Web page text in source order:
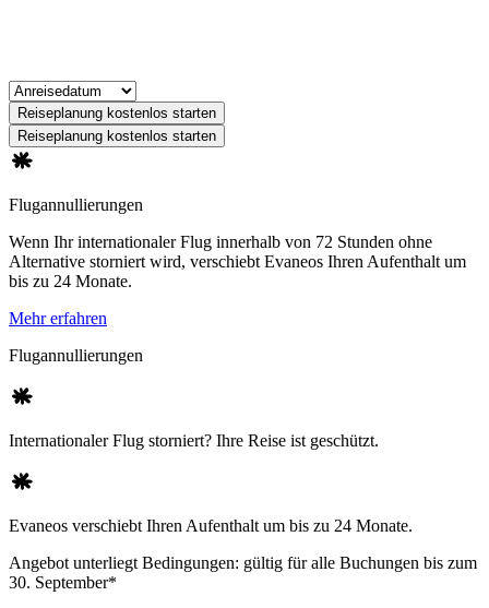
Reiseplanung kostenlos starten
Reiseplanung kostenlos starten
Flugannullierungen
Wenn Ihr internationaler Flug innerhalb von 72 Stunden ohne
Alternative storniert wird, verschiebt Evaneos Ihren Aufenthalt um
bis zu 24 Monate.
Mehr erfahren
Flugannullierungen
Internationaler Flug storniert? Ihre Reise ist geschützt.
Evaneos verschiebt Ihren Aufenthalt um bis zu 24 Monate.
Angebot unterliegt Bedingungen: gültig für alle Buchungen bis zum
30. September*